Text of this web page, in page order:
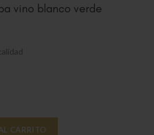
vino blanco verde
verde cantidad
CARRITO